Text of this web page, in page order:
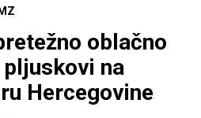
oblačno
na
Hercegovine